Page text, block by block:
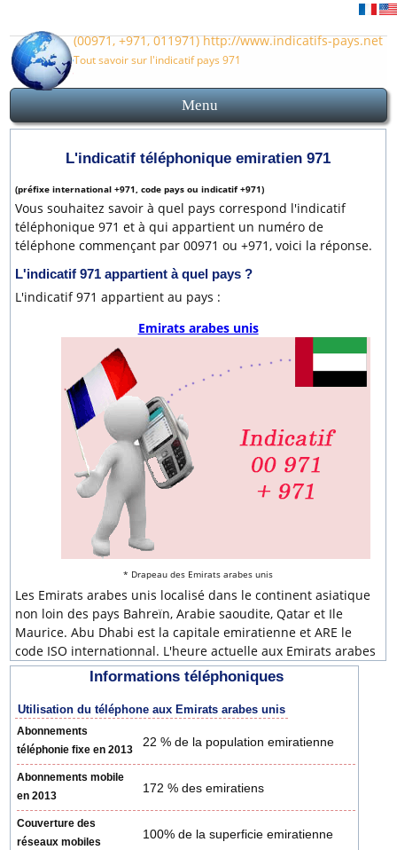
(00971, +971, 011971) http://www.indicatifs-pays.net
Tout savoir sur l'indicatif pays 971
Menu
Indicatif pays 971
L'indicatif téléphonique emiratien 971
(préfixe international +971, code pays ou indicatif +971)
Vous souhaitez savoir à quel pays correspond l'indicatif
téléphonique 971 et à qui appartient un numéro de
téléphone commençant par 00971 ou +971, voici la réponse.
L'indicatif971 appartient à quel pays ?
L'indicatif 971 appartient au pays :
Emirats arabes unis
* Drapeau des Emirats arabes unis
Les Emirats arabes unis localisé dans le continent asiatique
non loin des pays Bahreïn, Arabie saoudite, Qatar et Ile
Maurice. Abu Dhabi est la capitale emiratienne et ARE le
code ISO internationnal. L'heure actuelle aux Emirats arabes
unis est : 15:39:09.
A noter que l'indicatif international
est obligatoire pour
appeler les Emirats arabes unis de l'étranger. Le code pays
971 est pécédé par le préfixe de sortie du pays de l'appelant
et qui prend la forme de "00" pour la plupart des pays
comme00971.
Informations téléphoniques
Utilisation du téléphone aux Emirats arabes unis
Abonnements
téléphonie fixe en 2013
22 % de la population emiratienne
Abonnements mobile
en 2013
172 % des emiratiens
Couverture des
réseaux mobiles
100% de la superficie emiratienne